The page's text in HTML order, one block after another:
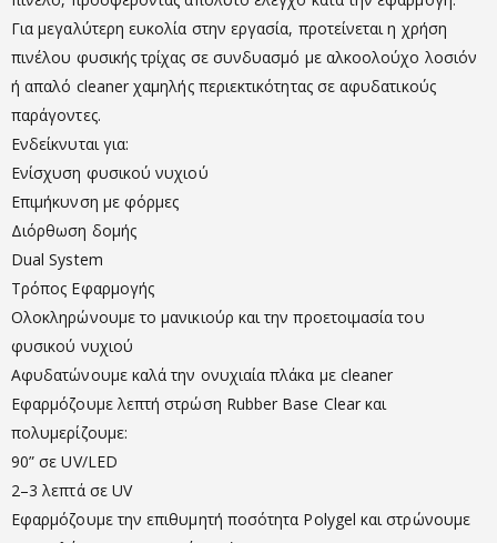
Για μεγαλύτερη ευκολία στην εργασία, προτείνεται η χρήση
πινέλου φυσικής τρίχας σε συνδυασμό με αλκοολούχο λοσιόν
ή απαλό cleaner χαμηλής περιεκτικότητας σε αφυδατικούς
παράγοντες.
Ενδείκνυται για:
Ενίσχυση φυσικού νυχιού
Επιμήκυνση με φόρμες
Διόρθωση δομής
Dual System
Τρόπος Εφαρμογής
Ολοκληρώνουμε το μανικιούρ και την προετοιμασία του
φυσικού νυχιού
Αφυδατώνουμε καλά την ονυχιαία πλάκα με cleaner
Εφαρμόζουμε λεπτή στρώση Rubber Base Clear και
πολυμερίζουμε:
90” σε UV/LED
2–3 λεπτά σε UV
Εφαρμόζουμε την επιθυμητή ποσότητα Polygel και στρώνουμε